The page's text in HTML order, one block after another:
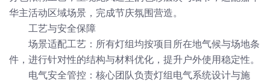
华主活动区域场景，完成节庆氛围营造。
工艺与安全保障
场景适配工艺：所有灯组均按项目所在地气候与场地条
件，进行针对性的结构与材料优化，提升户外使用稳定性。
电气安全管控：核心团队负责灯组电气系统设计与施